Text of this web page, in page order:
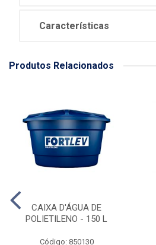
Características
Produtos Relacionados
CAIXA D'ÁGUA DE
POLIETILENO - 150 L
Código: 850130